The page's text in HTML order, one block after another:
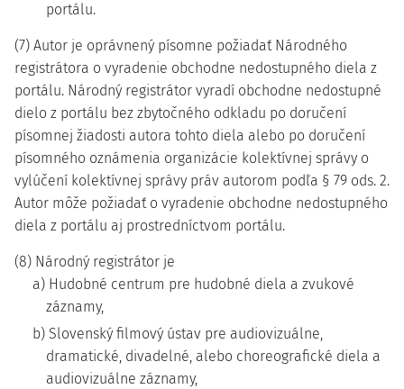
portálu.
(7) Autor je oprávnený písomne požiadať Národného
registrátora o vyradenie obchodne nedostupného diela z
portálu. Národný registrátor vyradí obchodne nedostupné
dielo z portálu bez zbytočného odkladu po doručení
písomnej žiadosti autora tohto diela alebo po doručení
písomného oznámenia organizácie kolektívnej správy o
vylúčení kolektívnej správy práv autorom podľa § 79 ods. 2.
Autor môže požiadať o vyradenie obchodne nedostupného
diela z portálu aj prostredníctvom portálu.
(8) Národný registrátor je
a) Hudobné centrum pre hudobné diela a zvukové
záznamy,
b) Slovenský filmový ústav pre audiovizuálne,
dramatické, divadelné, alebo choreografické diela a
audiovizuálne záznamy,